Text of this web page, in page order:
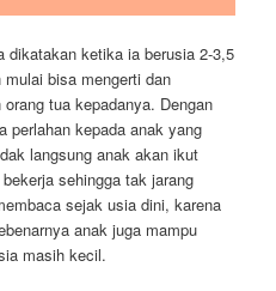
dikatakan ketika ia berusia 2-3,5
bisa mengerti dan
tua kepadanya. Dengan
perlahan kepada anak yang
langsung anak akan ikut
sehingga tak jarang
sejak usia dini, karena
anak juga mampu
masih kecil.